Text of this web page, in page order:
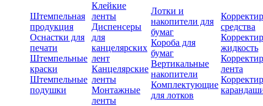
Штемпельная
продукция
Оснастки для
печати
Штемпельные
краски
Штемпельные
подушки
Клейкие
ленты
Диспенсеры
для
канцелярских
лент
Канцелярские
ленты
Монтажные
ленты
Лотки и
накопители для
бумаг
Короба для
бумаг
Вертикальные
накопители
Комплектующие
для лотков
средства
жидкость
лента